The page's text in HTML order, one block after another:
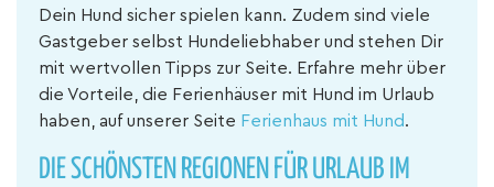
Dein Hund sicher spielen kann. Zudem sind viele
Gastgeber selbst Hundeliebhaber und stehen Dir
mit wertvollen Tipps zur Seite. Erfahre mehr über
die Vorteile, die Ferienhäuser mit Hund im Urlaub
haben, auf unserer Seite Ferienhaus mit Hund.
DIE SCHÖNSTEN REGIONEN FÜR URLAUB IM